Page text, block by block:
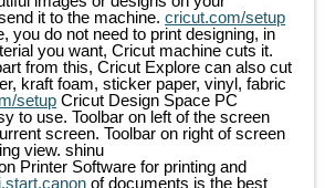
it to the machine. cricut.com/setup
you do not need to print designing, in
you want, Cricut machine cuts it.
from this, Cricut Explore can also cut
kraft foam, sticker paper, vinyl, fabric
setup Cricut Design Space PC
to use. Toolbar on left of the screen
screen. Toolbar on right of screen
view. shinu
Printer Software for printing and
of documents is the best